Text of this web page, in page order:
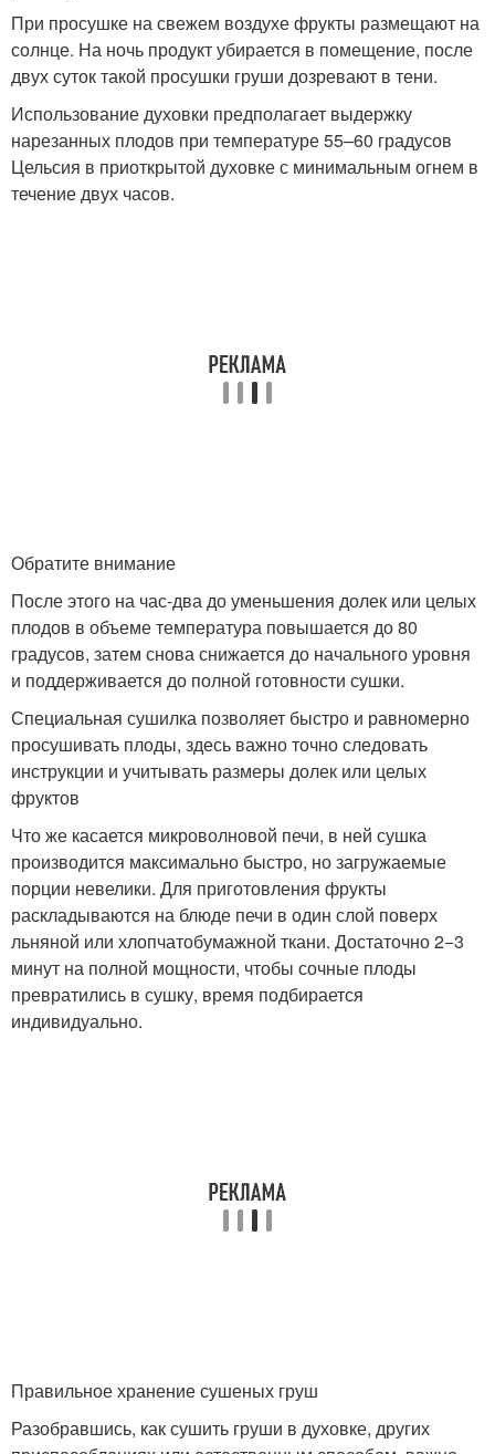
При просушке на свежем воздухе фрукты размещают на
солнце. На ночь продукт убирается в помещение, после
двух суток такой просушки груши дозревают в тени.
Использование духовки предполагает выдержку
нарезанных плодов при температуре 55–60 градусов
Цельсия в приоткрытой духовке с минимальным огнем в
течение двух часов.
Обратите внимание
После этого на час-два до уменьшения долек или целых
плодов в объеме температура повышается до 80
градусов, затем снова снижается до начального уровня
и поддерживается до полной готовности сушки.
Специальная сушилка позволяет быстро и равномерно
просушивать плоды, здесь важно точно следовать
инструкции и учитывать размеры долек или целых
фруктов
Что же касается микроволновой печи, в ней сушка
производится максимально быстро, но загружаемые
порции невелики. Для приготовления фрукты
раскладываются на блюде печи в один слой поверх
льняной или хлопчатобумажной ткани. Достаточно 2−3
минут на полной мощности, чтобы сочные плоды
превратились в сушку, время подбирается
индивидуально.
Правильное хранение сушеных груш
Разобравшись, как сушить груши в духовке, других